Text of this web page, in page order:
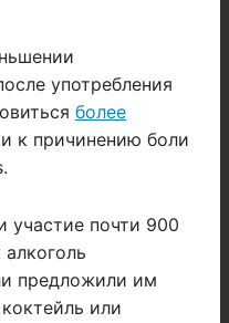
употребления
более
к причинению боли
участие почти 900
предложили им
или